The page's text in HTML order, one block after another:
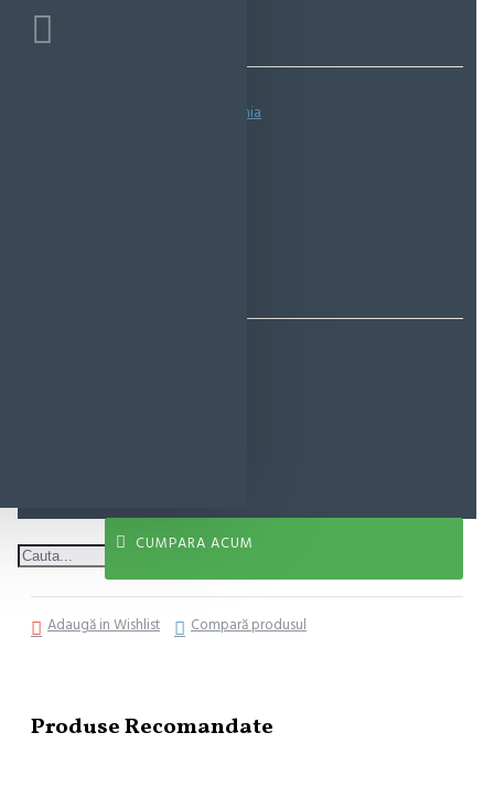
Spune-ţi opinia
CUMPARA ACUM
Adaugă in Wishlist Compară produsul
Produse Recomandate